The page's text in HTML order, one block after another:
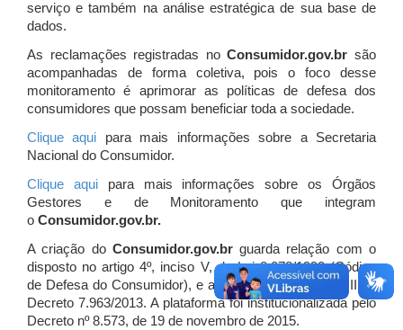
serviço e também na análise estratégica de sua base de
dados.
As reclamações registradas noConsumidor.gov.br são
acompanhadas de forma coletiva, pois o foco desse
monitoramento é aprimorar as políticas de defesa dos
consumidores que possam beneficiar toda a sociedade.
Clique aqui para mais informações sobre a Secretaria
Nacional do Consumidor.
Clique aquipara mais informações sobre os Órgãos
Gestores e de Monitoramento que integram
o Consumidor.gov.br.
A criação do Consumidor.gov.brguarda relação com o
disposto no artigo 4º, inciso V, da Lei 8.078/1990 (Código
de Defesa do Consumidor), e artigo 7º, incisos I, II e III do
Decreto 7.963/2013. A plataforma foi institucionalizada pelo
Decreto nº 8.573, de 19 de novembro de 2015.